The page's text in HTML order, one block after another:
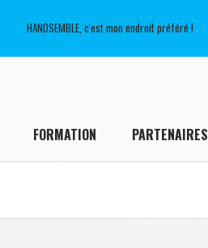
HANDSEMBLE, c'est mon endroit préféré !
FORMATION PARTENAIRES